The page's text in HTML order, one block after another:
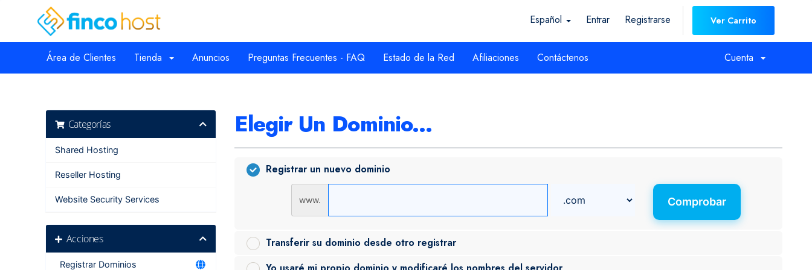
Español Entrar Registrarse Ver Carrito
Área de Clientes Tienda Anuncios Preguntas Frecuentes - FAQ Estado de la Red Afiliaciones Contáctenos Cuenta
Categorías
Shared Hosting
Reseller Hosting
Website Security Services
Acciones
Registrar Dominios
Elegir Un Dominio...
Registrar un nuevo dominio
www. Comprobar
Transferir su dominio desde otro registrar